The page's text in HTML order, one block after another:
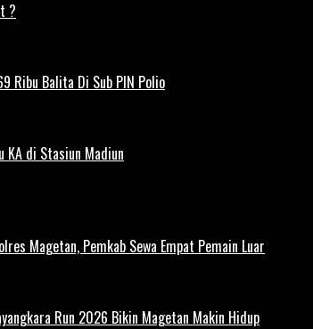
?
Ribu Balita Di Sub PIN Polio
KA di Stasiun Madiun
Magetan, Pemkab Sewa Empat Pemain Luar
Run 2026 Bikin Magetan Makin Hidup